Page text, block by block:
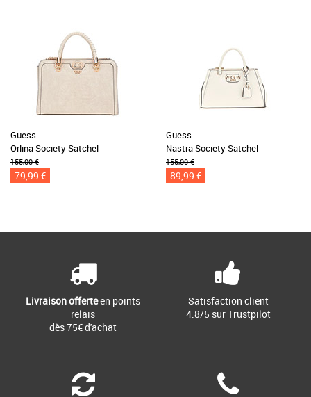
Guess
Orlina Society Satchel
155,00 €
79,99 €
Guess
Nastra Society Satchel
155,00 €
89,99 €
Livraison offerteen points
relais
dès 75€ d'achat
Satisfaction client
4.8/5 sur Trustpilot